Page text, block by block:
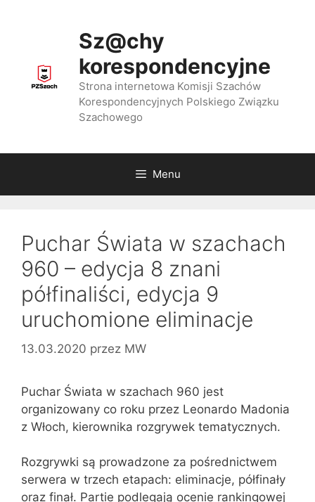
Sz@chy
korespondencyjne
Strona internetowa Komisji Szachów
Korespondencyjnych Polskiego Związku
Szachowego
Menu
Puchar Świata w szachach
960 – edycja 8 znani
półfinaliści, edycja 9
uruchomione eliminacje
13.03.2020 przez MW
Puchar Świata w szachach 960 jest
organizowany co roku przez Leonardo Madonia
z Włoch, kierownika rozgrywek tematycznych.
Rozgrywki są prowadzone za pośrednictwem
serwera w trzech etapach: eliminacje, półfinały
oraz finał. Partie podlegają ocenie rankingowej